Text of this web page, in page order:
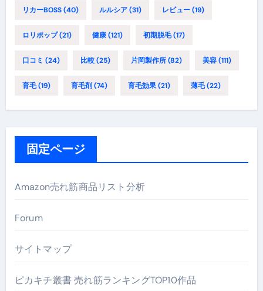
リカーBOSS(40) ルルシア(31) レビュー(19)
ロリポップ(21) 健康(121) 初期脱毛(17)
口コミ (24) 比較(25) 片岡製作所(82) 美容(111)
育毛(19) 育毛剤(74) 育毛効果(21) 薄毛(22)
固定ページ
Amazon売れ筋商品リスト分析
Forum
サイトマップ
ピカキチ叢書 売れ筋ランキングTOP10作品